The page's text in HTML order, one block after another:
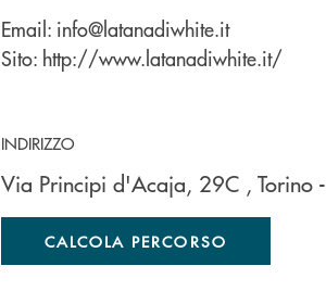
Email: info@latanadiwhite.it
Sito: http://www.latanadiwhite.it/
INDIRIZZO
Via Principi d'Acaja, 29C , Torino
CALCOLA PERCORSO